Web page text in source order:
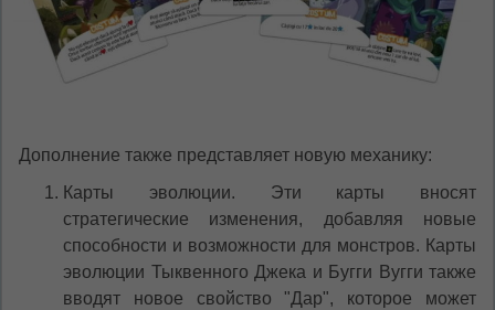
Дополнение также представляет новую механику:
Карты эволюции. Эти карты вносят
стратегические изменения, добавляя новые
способности и возможности для монстров. Карты
эволюции Тыквенного Джека и Бугги Вугги также
вводят новое свойство "Дар", которое может